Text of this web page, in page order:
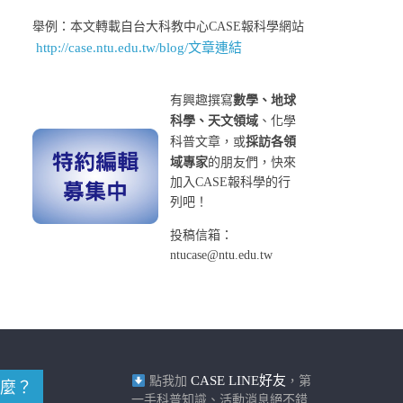
舉例：本文轉載自台大科教中心CASE報科學網站
http://case.ntu.edu.tw/blog/文章連結
有興趣撰寫數學、地球
科學、天文領域 、化學
科普文章，或採訪各領
域專家的朋友們，快來
加入CASE報科學的行
列吧！
投稿信箱：
ntucase@ntu.edu.tw
？ 點我加 CASE LINE好友 ，第
一手科普知識、活動消息絕不錯